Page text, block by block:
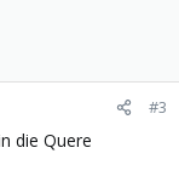
#3
die Quere